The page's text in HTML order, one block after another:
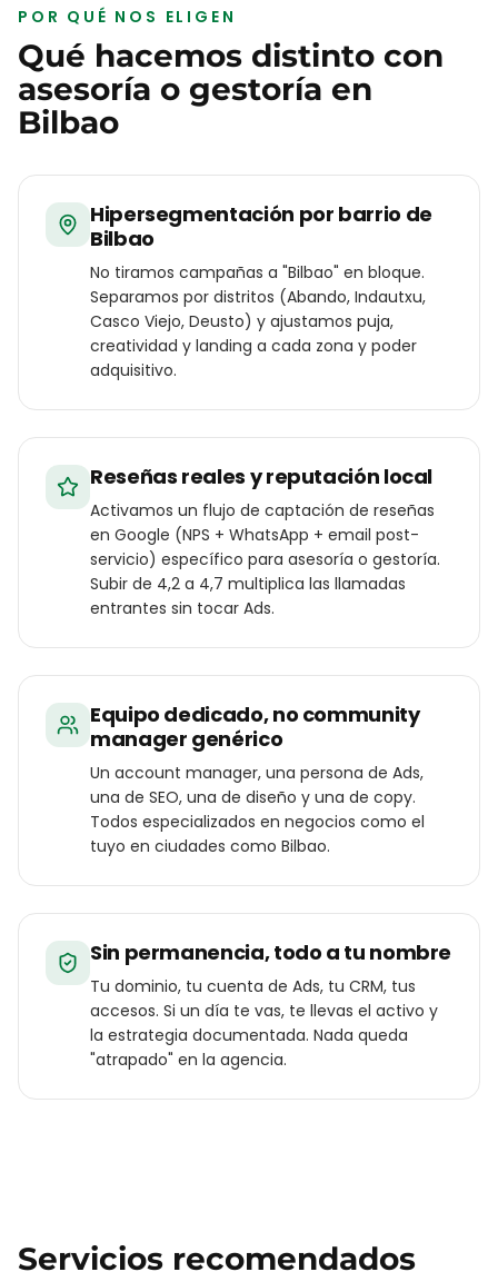
POR QUÉ NOS ELIGEN
Qué hacemos distinto con
asesoría o gestoría en
Bilbao
Hipersegmentación por barrio de
Bilbao
No tiramos campañas a "Bilbao" en bloque.
Separamos por distritos (Abando, Indautxu,
Casco Viejo, Deusto) y ajustamos puja,
creatividad y landing a cada zona y poder
adquisitivo.
Reseñas reales y reputación local
Activamos un flujo de captación de reseñas
en Google (NPS + WhatsApp + email post-
servicio) específico para asesoría o gestoría.
Subir de 4,2 a 4,7 multiplica las llamadas
entrantes sin tocar Ads.
Equipo dedicado, no community
manager genérico
Un account manager, una persona de Ads,
una de SEO, una de diseño y una de copy.
Todos especializados en negocios como el
tuyo en ciudades como Bilbao.
Sin permanencia, todo a tu nombre
Tu dominio, tu cuenta de Ads, tu CRM, tus
accesos. Si un día te vas, te llevas el activo y
la estrategia documentada. Nada queda
"atrapado" en la agencia.
Servicios recomendados